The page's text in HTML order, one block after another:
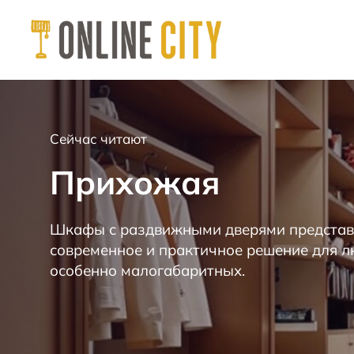
Сейчас читают
Прихожая
Шкафы с раздвижными дверями
современное и практичное решение для
особенно малогабаритных.